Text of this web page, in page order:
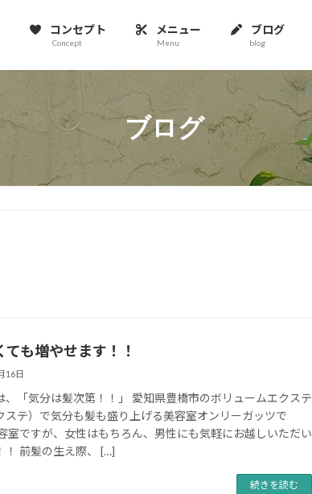
コンセプト
Concept
メニュー
Menu
ブログ
blog
ブログ
ても増やせます！！
16日
、「気分は髪次第！！」 愛知県豊橋市のボリュームエクステ
ステ）で気分も髪も盛り上げる美容室オンリーガッツで
室ですが、女性はもちろん、男性にも気軽にお越しいただい
！ 前髪の生え際、 […]
続きを読む